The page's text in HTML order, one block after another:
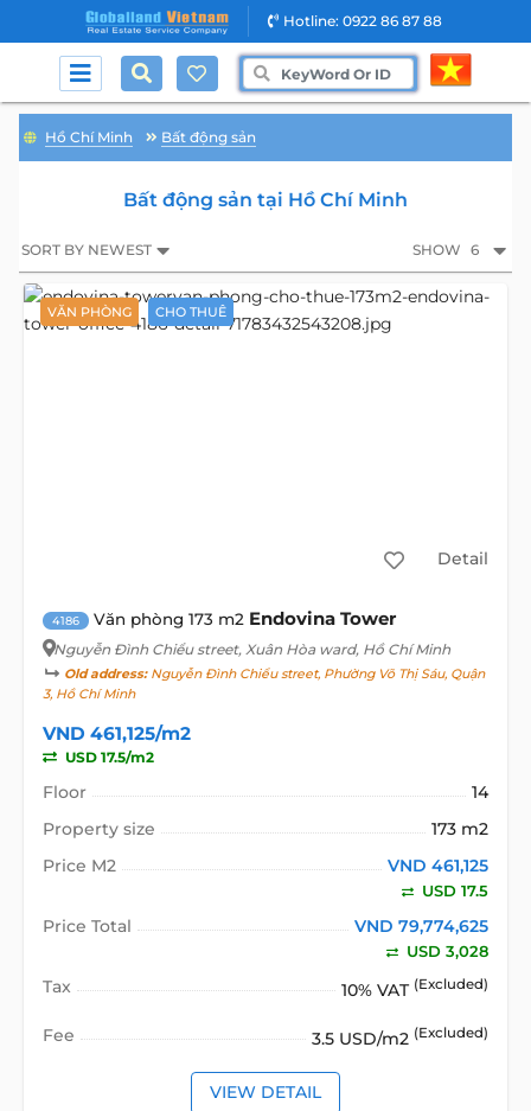
Hotline: 0922 86 87 88
Hồ Chí Minh Bất động sản
Bất động sản tại Hồ Chí Minh
SORT BY NEWEST SHOW 6
VĂN PHÒNG CHO THUÊ
Detail
4186 Văn phòng 173 m2 Endovina Tower
Nguyễn Đình Chiểu street, Xuân Hòa ward, Hồ Chí Minh
Old address:Nguyễn Đình Chiểu street, Phường Võ Thị Sáu, Quận
3, Hồ Chí Minh
VND 461,125/m2
USD 17.5/m2
Floor
14
Property size
173 m2
Price M2
VND 461,125
USD 17.5
Price Total VND 79,774,625
USD 3,028
Tax 10% VAT (Excluded)
Fee 3.5 USD/m2 (Excluded)
VIEW DETAIL